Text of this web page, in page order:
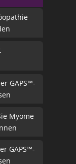
GAPS™-
Myome
GAPS™-